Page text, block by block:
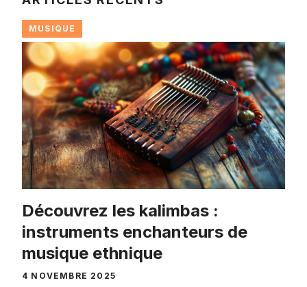
MUSIQUE
Découvrez les kalimbas :
instruments enchanteurs de
musique ethnique
4 NOVEMBRE 2025